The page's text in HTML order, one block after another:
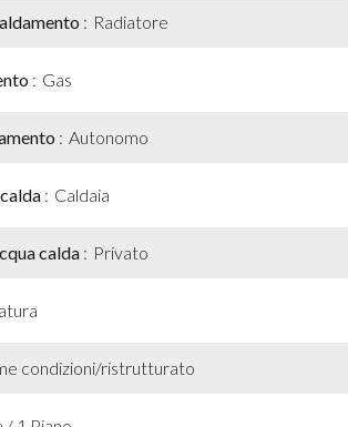
Radiatore
Gas
Autonomo
Caldaia
calda Privato
condizioni/ristrutturato